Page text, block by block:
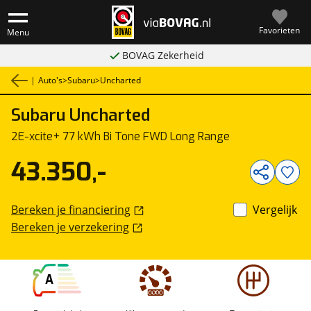
Menu Favorieten
BOVAG Zekerheid
| Auto's>Subaru>Uncharted
Subaru Uncharted
2E-xcite+ 77 kWh Bi Tone FWD Long Range
A
43.350,-
Bereken je financiering
Bereken je verzekering
Vergelijk